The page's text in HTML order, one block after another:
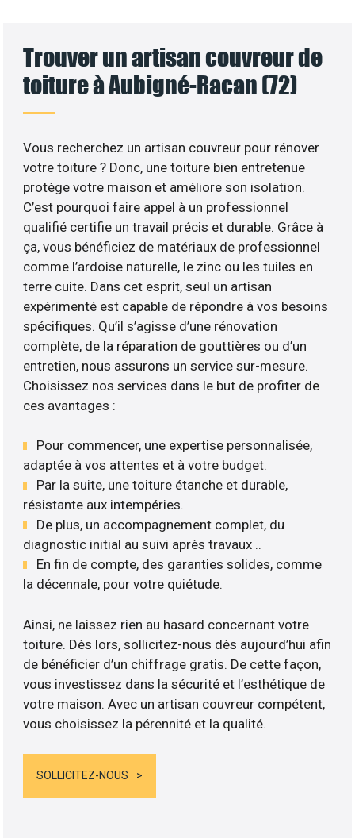
Trouver un artisan couvreur de
toiture à Aubigné-Racan (72)
Vous recherchez un artisan couvreur pour rénover
votre toiture ? Donc, une toiture bien entretenue
protège votre maison et améliore son isolation.
C’est pourquoi faire appel à un professionnel
qualifié certifie un travail précis et durable. Grâce à
ça, vous bénéficiez de matériaux de professionnel
comme l’ardoise naturelle, le zinc ou les tuiles en
terre cuite. Dans cet esprit, seul un artisan
expérimenté est capable de répondre à vos besoins
spécifiques. Qu’il s’agisse d’une rénovation
complète, de la réparation de gouttières ou d’un
entretien, nous assurons un service sur-mesure.
Choisissez nos services dans le but de profiter de
ces avantages :
Pour commencer, une expertise personnalisée,
adaptée à vos attentes et à votre budget.
Par la suite, une toiture étanche et durable,
résistante aux intempéries.
De plus, un accompagnement complet, du
diagnostic initial au suivi après travaux ..
En fin de compte, des garanties solides, comme
la décennale, pour votre quiétude.
Ainsi, ne laissez rien au hasard concernant votre
toiture. Dès lors, sollicitez-nous dès aujourd’hui afin
de bénéficier d’un chiffrage gratis. De cette façon,
vous investissez dans la sécurité et l’esthétique de
votre maison. Avec un artisan couvreur compétent,
vous choisissez la pérennité et la qualité.
SOLLICITEZ-NOUS